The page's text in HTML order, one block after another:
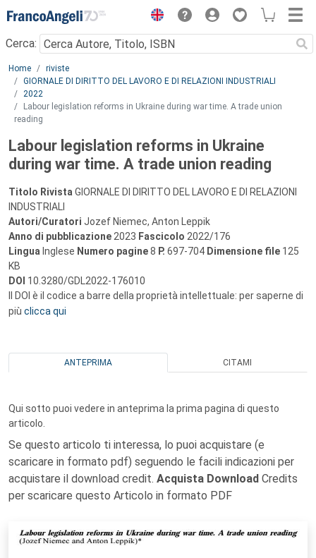
Menu
Cerca:
Main content
Home
riviste
GIORNALE DI DIRITTO DEL LAVORO E DI RELAZIONI INDUSTRIALI
2022
Labour legislation reforms in Ukraine during war time. A trade union
reading
Labour legislation reforms in Ukraine
during war time. A trade union reading
Titolo Rivista GIORNALE DI DIRITTO DEL LAVORO E DI RELAZIONI
INDUSTRIALI
Autori/Curatori Jozef Niemec, Anton Leppik
Anno di pubblicazione 2023 Fascicolo 2022/176
Lingua Inglese Numero pagine8 P. 697-704 Dimensione file 125
KB
DOI 10.3280/GDL2022-176010
Il DOI è il codice a barre della proprietà intellettuale: per saperne di
più clicca qui
ANTEPRIMA CITAMI
Qui sotto puoi vedere in anteprima la prima pagina di questo
articolo.
Se questo articolo ti interessa, lo puoi acquistare (e
scaricare in formato pdf) seguendo le facili indicazioni per
acquistare il download credit. Acquista Download Credits
per scaricare questo Articolo in formato PDF